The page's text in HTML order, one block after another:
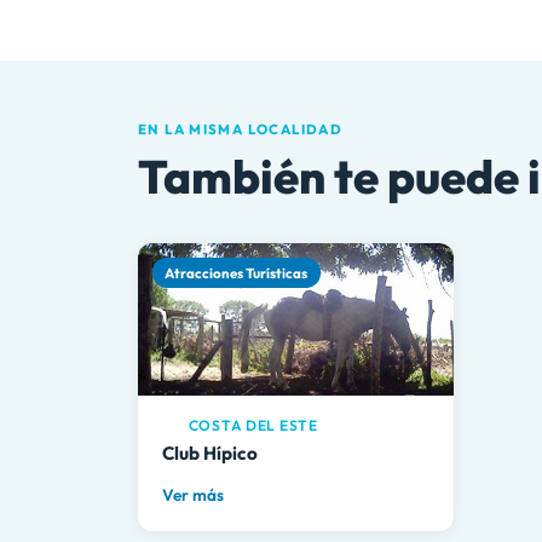
EN LA MISMA LOCALIDAD
También te puede
Atracciones Turísticas
COSTA DEL ESTE
Club Hípico
Ver más